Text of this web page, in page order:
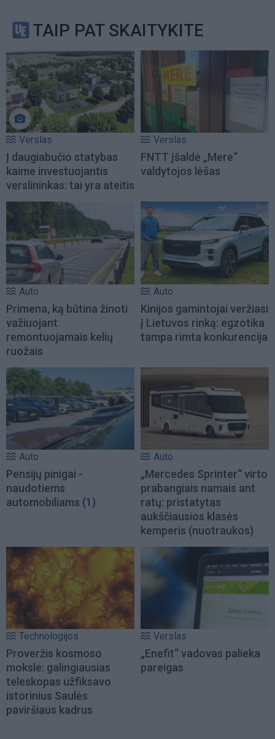
TAIP PAT SKAITYKITE
Verslas
Į daugiabučio statybas
kaime investuojantis
verslininkas: tai yra ateitis
Verslas
FNTT įšaldė „Mere“
valdytojos lėšas
Auto
Primena, ką būtina žinoti
važiuojant
remontuojamais kelių
ruožais
Auto
Kinijos gamintojai veržiasi
į Lietuvos rinką: egzotika
tampa rimta konkurencija
Auto
Pensijų pinigai -
naudotiems
automobiliams (1)
Auto
„Mercedes Sprinter“ virto
prabangiais namais ant
ratų: pristatytas
aukščiausios klasės
kemperis (nuotraukos)
Technologijos
Proveržis kosmoso
moksle: galingiausias
teleskopas užfiksavo
istorinius Saulės
paviršiaus kadrus
Verslas
„Enefit“ vadovas palieka
pareigas